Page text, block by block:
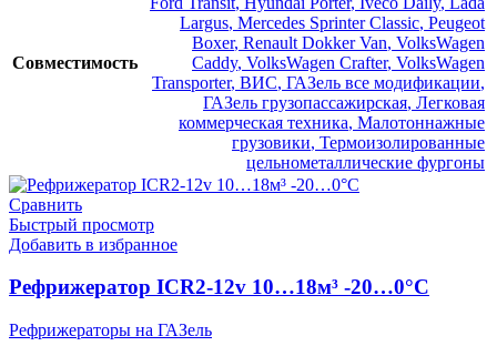
Совместимость
Largus, Mercedes Sprinter Classic, Peugeot
Boxer, Renault Dokker Van, VolksWagen
Caddy, VolksWagen Crafter, VolksWagen
Transporter, ВИС, ГАЗель все модификации,
ГАЗель грузопассажирская, Легковая
коммерческая техника, Малотоннажные
грузовики, Термоизолированные
цельнометаллические фургоны
Сравнить
Быстрый просмотр
Добавить в избранное
Рефрижератор ICR2-12v 10…18м³ -20…0°C
Рефрижераторы на ГАЗель